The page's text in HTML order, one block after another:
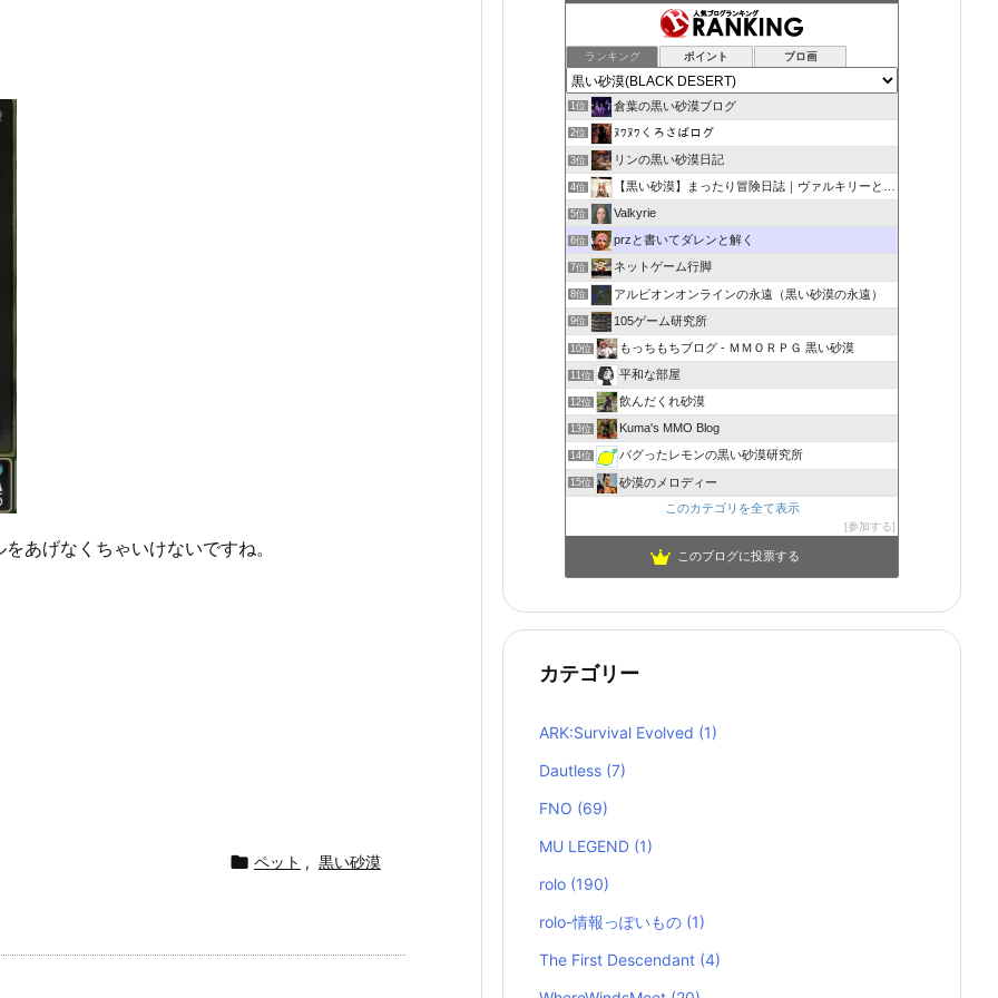
あげなくちゃいけないですね。
 ペット , 黒い砂漠
ランキング ポイント ブロ画
1位 倉葉の黒い砂漠ブログ
2位 ﾇﾜﾇﾜくろさばログ
3位 リンの黒い砂漠日記
4位 【黒い砂漠】まったり冒険日誌｜ヴァルキリーと闇の精霊の旅
5位 Valkyrie
6位 przと書いてダレンと解く
7位 ネットゲーム行脚
8位 アルビオンオンラインの永遠（黒い砂漠の永遠）
9位 105ゲーム研究所
10位 もっちもちブログ - ＭＭＯＲＰＧ 黒い砂漠
11位 平和な部屋
12位 飲んだくれ砂漠
13位 Kuma's MMO Blog
14位 バグったレモンの黒い砂漠研究所
15位
砂漠のメロディー
このカテゴリを全て表示
参加する
このブログに投票する
カテゴリー
ARK:Survival Evolved (1)
Dautless (7)
FNO (69)
MU LEGEND (1)
rolo (190)
rolo-情報っぽいもの (1)
The First Descendant (4)